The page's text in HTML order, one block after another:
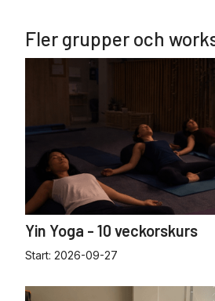
Fler grupper och
Yin Yoga - 10 veckorskurs
Start: 2026-09-27